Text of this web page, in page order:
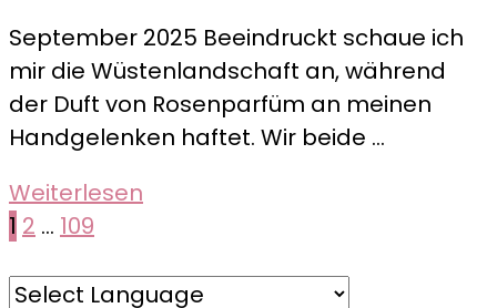
Atlas
Filmstudios
in
Ouarzazate
September 2025 Beeindruckt schaue ich
mir die Wüstenlandschaft an, während
der Duft von Rosenparfüm an meinen
Handgelenken haftet. Wir beide …
Weiterlesen
Seitennummerierung
der
Seite
1 Seite
2 … Seite
109